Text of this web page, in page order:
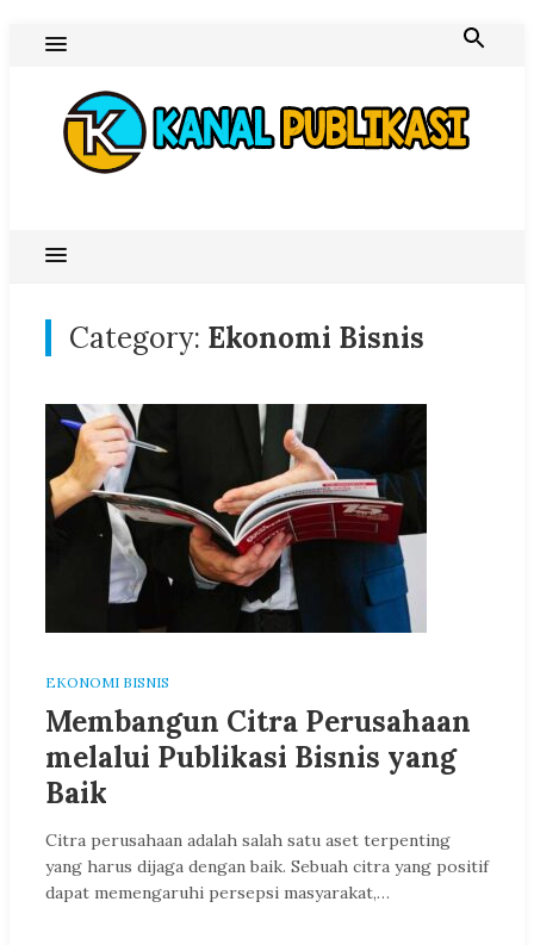
content
Category: Ekonomi Bisnis
EKONOMI BISNIS
Membangun Citra Perusahaan
melalui Publikasi Bisnis yang
Baik
Citra perusahaan adalah salah satu aset terpenting
yang harus dijaga dengan baik. Sebuah citra yang positif
dapat memengaruhi persepsi masyarakat,…